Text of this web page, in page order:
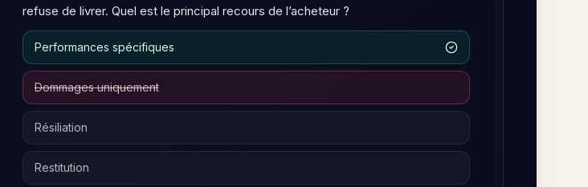
une obligation légale.
Les deux constituent des types de responsabilité délictuelle, mais ils
diffèrent à trois égards :
1. Source du droit
diligence prévue par la common law ; le manquement à une
obligation légale découle d’une obligation imposée par la loi.
2. Défenses—la négligence contributive fonctionne différemment…